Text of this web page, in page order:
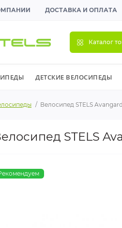
ДОСТАВКА И ОПЛАТА
Каталог
ДЕТСКИЕ ВЕЛОСИПЕДЫ
Велосипед STELS
STELS